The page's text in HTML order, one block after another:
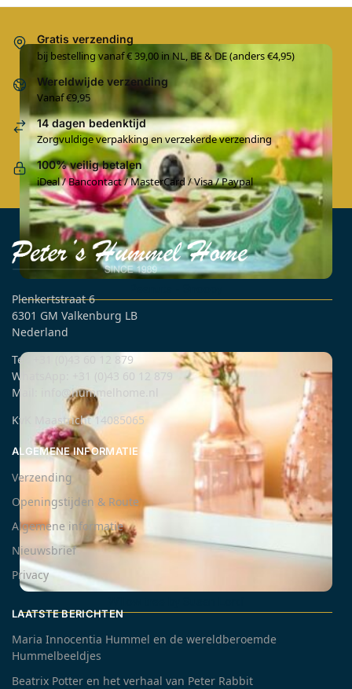
Gratis verzending
bij bestelling vanaf € 39,00 in NL, BE & DE (anders €4,95)
Wereldwijde verzending
Vanaf €9,95
14 dagen bedenktijd
Zorgvuldige verpakking en verzekerde verzending
100% veilig betalen
iDeal / Bancontact / MasterCard / Visa / Paypal
Plenkertstraat 6
6301 GM Valkenburg LB
Nederland
Tel: +31 (0)43 60 12 879
WhatsApp: +31 (0)43 60 12 879
Mail: info@hummelhome.nl
KvK Maastricht 14085065
ALGEMENE INFORMATIE
Verzending
Openingstijden & Route
Algemene informatie
Nieuwsbrief
Privacy
LAATSTE BERICHTEN
Maria Innocentia Hummel en de wereldberoemde
Hummelbeeldjes
Beatrix Potter en het verhaal van Peter Rabbit